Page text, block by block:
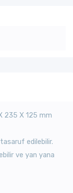
235 X 125 mm
edilebilir.
ve yan yana